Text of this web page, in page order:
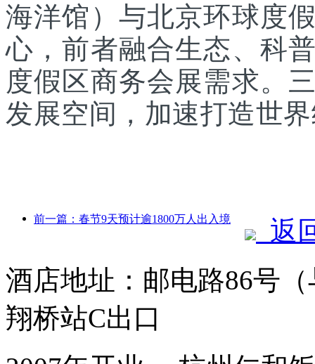
海洋馆）与北京环球度
心，前者融合生态、科
度假区商务会展需求。
发展空间，加速打造世
前一篇：春节9天预计逾1800万人出入境
返
酒店地址：邮电路86号
翔桥站C出口